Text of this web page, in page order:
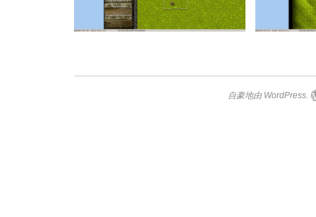
自豪地由 WordPress.